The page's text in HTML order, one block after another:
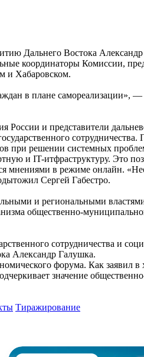
Дальнего Востока
координаторы Комиссии,
и Хабаровском.
в плане самореализации»,
России и представители
при решении системных
и IT-итфраструктуру. Это
мнениями в режиме онлайн.
Сергей Габестро.
и региональными
общественно-
сотрудничества и
Александр Галушка.
форума. Как
значение
Тиражирование